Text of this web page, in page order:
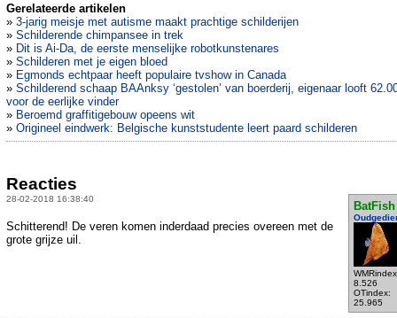
Gerelateerde artikelen
» 3-jarig meisje met autisme maakt prachtige schilderijen
» Schilderende chimpansee in trek
» Dit is Ai-Da, de eerste menselijke robotkunstenares
» Schilderen met je eigen bloed
» Egmonds echtpaar heeft populaire tvshow in Canada
» Schilderend schaap BAAnksy ‘gestolen’ van boerderij, eigenaar looft
voor de eerlijke vinder
» Beroemd graffitigebouw opeens wit
» Origineel eindwerk: Belgische kunststudente leert paard schilderen
Reacties
28-02-2018 16:38:40
BatFish
8.526
OTindex:
25.965
Schitterend! De veren komen inderdaad precies overeen met de
grote grijze uil.